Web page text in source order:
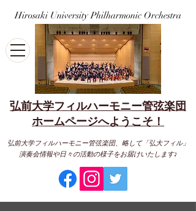
弘前大学フィルハーモニー管弦楽団
​ホームページへようこそ！
Hirosaki University Philharmonic Orchestra
弘前大学フィルハーモニー管弦楽団、略して「弘大フィル」
演奏会情報や日々の活動の様子をお届けいたします♪